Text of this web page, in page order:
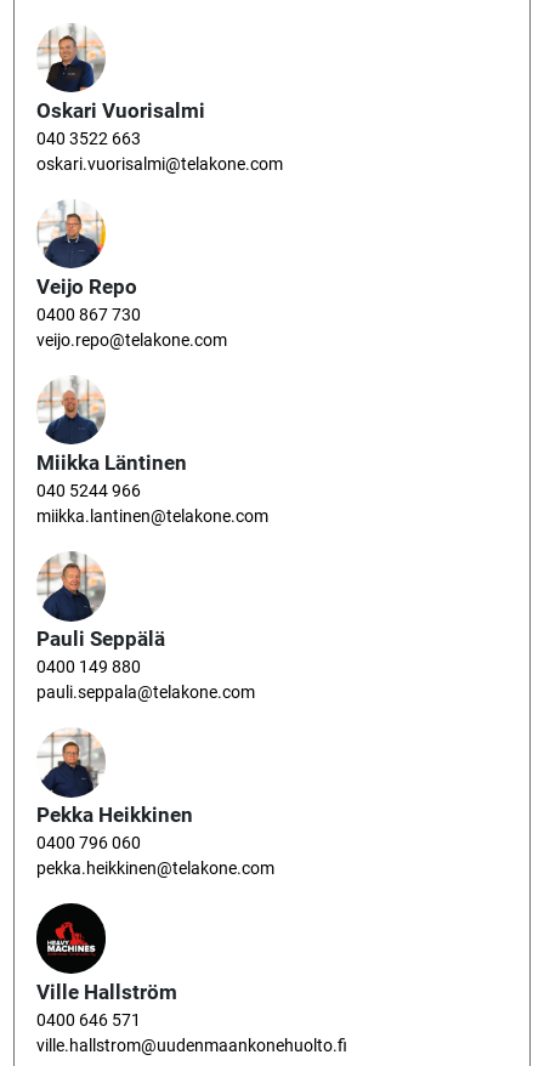
Oskari Vuorisalmi
040 3522 663
oskari.vuorisalmi@telakone.com
Veijo Repo
0400 867 730
veijo.repo@telakone.com
Miikka Läntinen
040 5244 966
miikka.lantinen@telakone.com
Pauli Seppälä
0400 149 880
pauli.seppala@telakone.com
Pekka Heikkinen
0400 796 060
pekka.heikkinen@telakone.com
Ville Hallström
0400 646 571
ville.hallstrom@uudenmaankonehuolto.fi